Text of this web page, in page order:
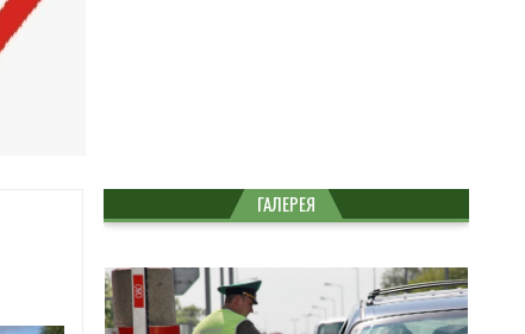
ГАЛЕРЕЯ